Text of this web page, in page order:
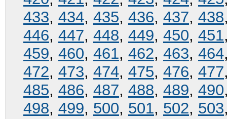
433, 434, 435, 436, 437, 438
446, 447, 448, 449, 450, 451
459, 460, 461, 462, 463, 464
472, 473, 474, 475, 476, 477
485, 486, 487, 488, 489, 490
498, 499, 500, 501, 502, 503